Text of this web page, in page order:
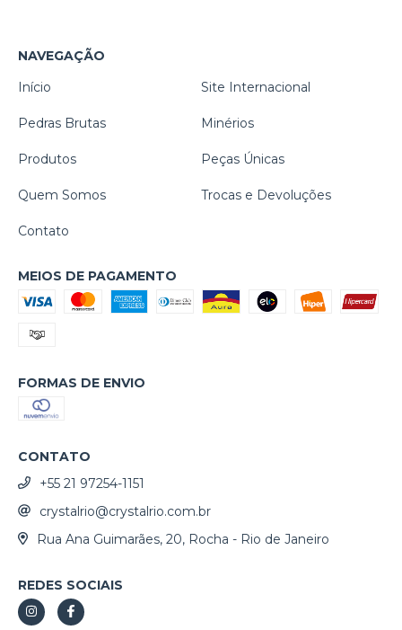
NAVEGAÇÃO
Início
Site Internacional
Pedras Brutas Minérios
Produtos Peças Únicas
Quem Somos Trocas e Devoluções
Contato
MEIOS DE PAGAMENTO
FORMAS DE ENVIO
CONTATO
+55 21 97254-1151
crystalrio@crystalrio.com.br
Rua Ana Guimarães, 20, Rocha - Rio de Janeiro
REDES SOCIAIS